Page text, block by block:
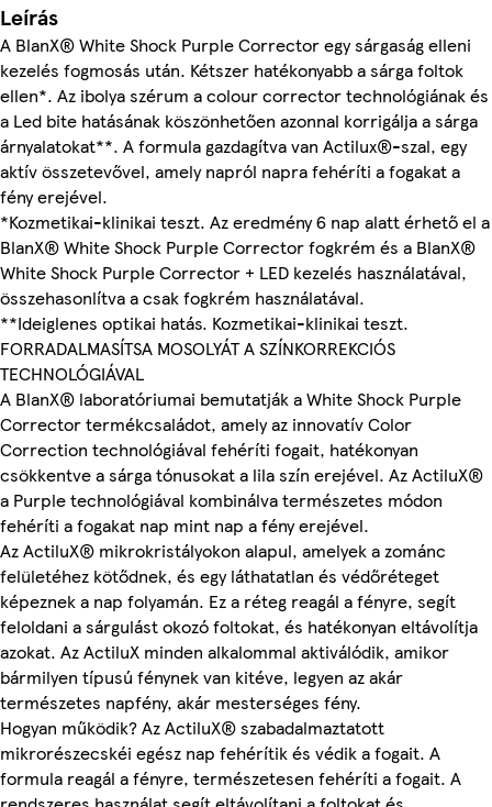
Leírás
A BlanX® White Shock Purple Corrector egy sárgaság elleni
kezelés fogmosás után. Kétszer hatékonyabb a sárga foltok
ellen*. Az ibolya szérum a colour corrector technológiának és
a Led bite hatásának köszönhetően azonnal korrigálja a sárga
árnyalatokat**. A formula gazdagítva van Actilux®-szal, egy
aktív összetevővel, amely napról napra fehéríti a fogakat a
fény erejével.
*Kozmetikai-klinikai teszt. Az eredmény 6 nap alatt érhető el a
BlanX® White Shock Purple Corrector fogkrém és a BlanX®
White Shock Purple Corrector + LED kezelés használatával,
összehasonlítva a csak fogkrém használatával.
**Ideiglenes optikai hatás. Kozmetikai-klinikai teszt.
FORRADALMASÍTSA MOSOLYÁT A SZÍNKORREKCIÓS
TECHNOLÓGIÁVAL
A BlanX® laboratóriumai bemutatják a White Shock Purple
Corrector termékcsaládot, amely az innovatív Color
Correction technológiával fehéríti fogait, hatékonyan
csökkentve a sárga tónusokat a lila szín erejével. Az ActiluX®
a Purple technológiával kombinálva természetes módon
fehéríti a fogakat nap mint nap a fény erejével.
Az ActiluX® mikrokristályokon alapul, amelyek a zománc
felületéhez kötődnek, és egy láthatatlan és védőréteget
képeznek a nap folyamán. Ez a réteg reagál a fényre, segít
feloldani a sárgulást okozó foltokat, és hatékonyan eltávolítja
azokat. Az ActiluX minden alkalommal aktiválódik, amikor
bármilyen típusú fénynek van kitéve, legyen az akár
természetes napfény, akár mesterséges fény.
Hogyan működik? Az ActiluX® szabadalmaztatott
mikrorészecskéi egész nap fehérítik és védik a fogait. A
formula reagál a fényre, természetesen fehéríti a fogait. A